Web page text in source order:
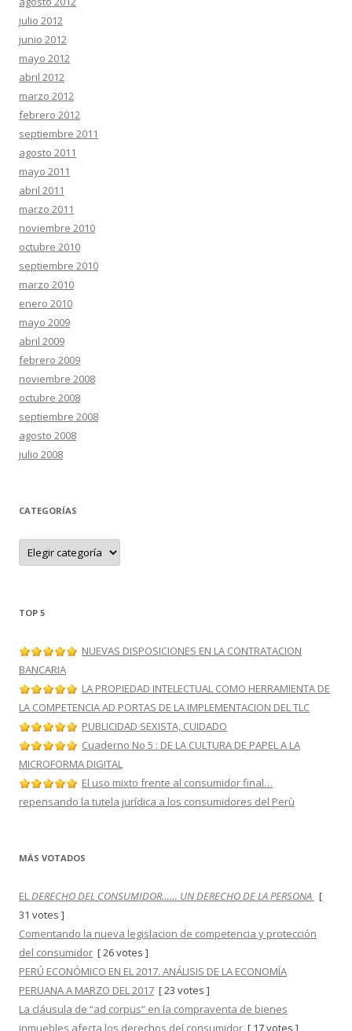
julio 2012
junio 2012
mayo 2012
abril 2012
marzo 2012
febrero 2012
septiembre 2011
agosto 2011
mayo 2011
abril 2011
marzo 2011
noviembre 2010
octubre 2010
septiembre 2010
marzo 2010
enero 2010
mayo 2009
abril 2009
febrero 2009
noviembre 2008
octubre 2008
septiembre 2008
agosto 2008
julio 2008
CATEGORÍAS
C
t
r
s
TOP 5
NUEVAS DISPOSICIONES EN LA CONTRATACION
BANCARIA
LA PROPIEDAD INTELECTUAL COMO HERRAMIENTA DE
LA COMPETENCIA AD PORTAS DE LA IMPLEMENTACION DEL TLC
PUBLICIDAD SEXISTA, CUIDADO
Cuaderno No 5 : DE LA CULTURA DE PAPEL A LA
MICROFORMA DIGITAL
El uso mixto frente al consumidor final…
repensando la tutela jurídica a los consumidores del Perù
MÁS VOTADOS
ELDERECHO DEL CONSUMIDOR…… UN DERECHO DE LA PERSONA [
31 votes ]
Comentando la nueva legislacion de competencia y protección
del consumidor [ 26 votes ]
PERÚ ECONÓMICO EN EL 2017. ANÁLISIS DE LA ECONOMÍA
PERUANA A MARZO DEL 2017 [ 23 votes ]
La cláusula de “ad corpus” en la compraventa de bienes
inmuebles afecta los derechos del consumidor [ 17 votes ]